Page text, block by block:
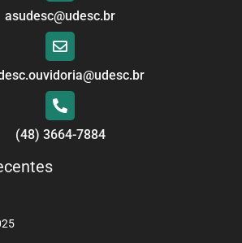
asudesc@udesc.br
(48) 3664-7884